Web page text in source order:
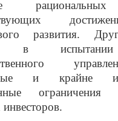
развития.
в
и крайне